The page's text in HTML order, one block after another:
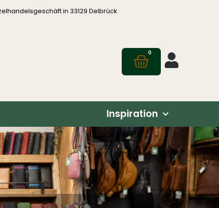
in 33129 Delbrück
0
Inspiration